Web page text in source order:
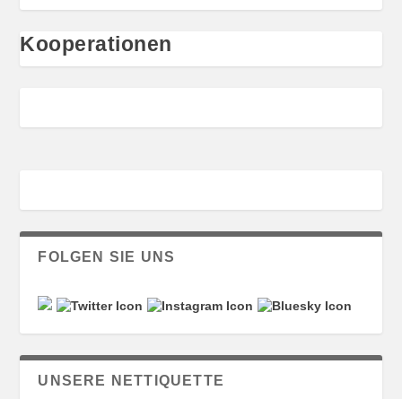
Kooperationen
FOLGEN SIE UNS
UNSERE NETTIQUETTE